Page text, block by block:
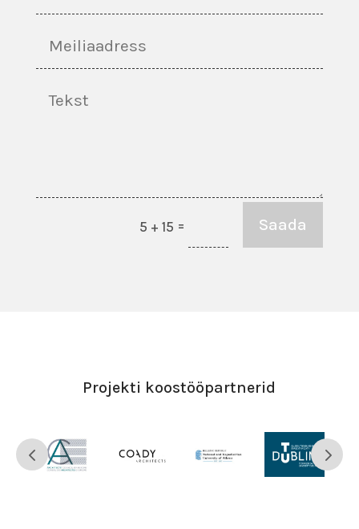
5 + 15 = Saada
Projekti koostööpartnerid